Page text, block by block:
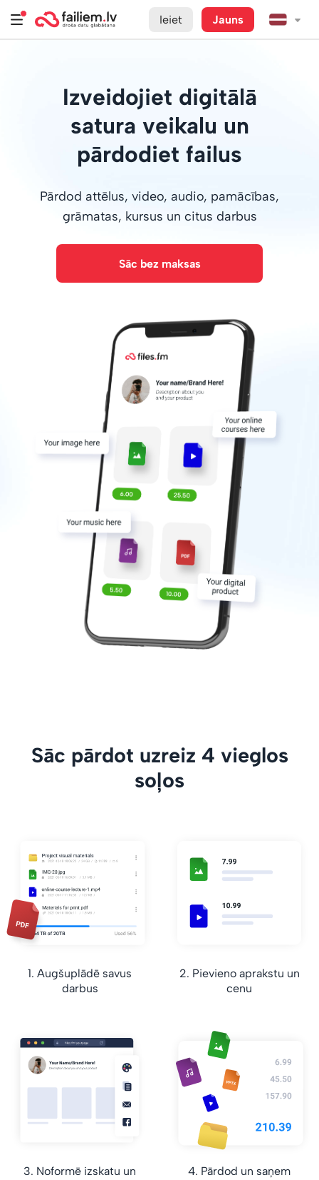
Ieiet Jauns
Izveidojiet digitālā
satura veikalu un
pārdodiet failus
Pārdod attēlus, video, audio, pamācības,
grāmatas, kursus un citus darbus
Sāc bez maksas
Sāc pārdot uzreiz 4 vieglos
soļos
1. Augšuplādē savus
darbus
2. Pievieno aprakstu un
cenu
3. Noformē izskatu un
4. Pārdod un saņem